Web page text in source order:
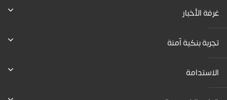
غرفة الأخبار
تجربة بنكية آمنة
الاستدامة